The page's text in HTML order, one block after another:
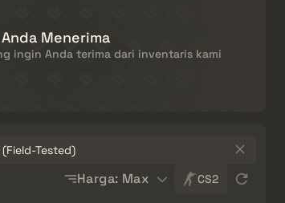
Anda Menerima
ingin Anda terima dari inventaris kami
Harga: Max CS2